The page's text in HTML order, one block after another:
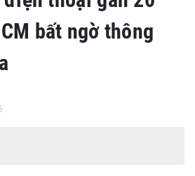
bất ngờ thông